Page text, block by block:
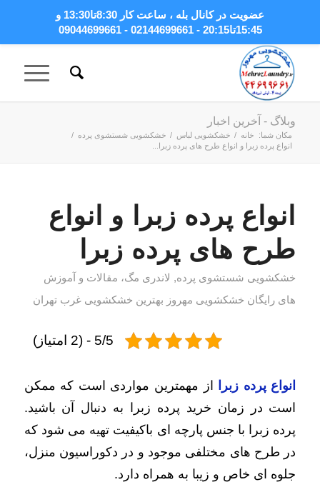
وبلاگ - آخرین اخبار
مکان شما: خانه / خشکشویی لباس / خشکشویی شستشوی پرده /
انواع پرده زبرا و انواع طرح های پرده زبرا...
انواع پرده زبرا و انواع
طرح های پرده زبرا
خشکشویی شستشوی پرده, لاندری مگ، مقالات و آموزش
های رایگان خشکشویی مهروز بهترین خشکشویی غرب تهران
5/5 - (2 امتیاز)
انواع پرده زبرا
از مهمترین مواردی است که ممکن
است در زمان خرید پرده زبرا به دنبال آن باشید.
پرده زبرا با جنس پارچه ای باکیفیت تهیه می شود که
در طرح های مختلفی موجود و در دکوراسیون منزل،
جلوه ای خاص و زیبا به همراه دارد.
عضویت در کانال بله
، ساعت کار 8:30تا13:30 و
15:45تا20:15 - 02144699661 - 09044699661